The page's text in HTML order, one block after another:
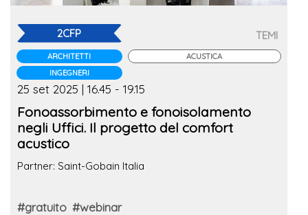
2CFP
ARCHITETTI
INGEGNERI
TEMI
ACUSTICA
25 set 2025 | 16.45 - 19.15
Fonoassorbimento e fonoisolamento
negli Uffici. Il progetto del comfort
acustico
Partner: Saint-Gobain Italia
#gratuito #webinar